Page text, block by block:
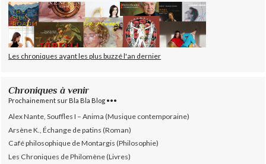
Les chroniques ayant les plus buzzé l'an dernier
Chroniques à venir
Prochainement sur Bla Bla Blog •••
Alex Nante, Souffles I – Anima (Musique contemporaine)
Arsène K., Échange de patins (Roman)
Café philosophique de Montargis (Philosophie)
Les Chroniques de Philomène (Livres)